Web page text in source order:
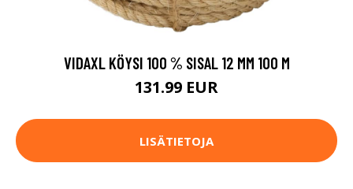
VIDAXL KÖYSI 100 % SISAL 12 MM 100 M
131.99 EUR
LISÄTIETOJA